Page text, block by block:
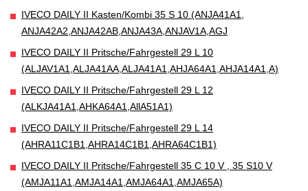
IVECO DAILY II Kasten/Kombi 35 S 10 (ANJA41A1,
ANJA42A2,ANJA42AB,ANJA43A,ANJAV1A,AGJ
IVECO DAILY II Pritsche/Fahrgestell 29 L 10
(ALJAV1A1,ALJA41AA,ALJA41A1,AHJA64A1,AHJA14A1,A)
IVECO DAILY II Pritsche/Fahrgestell 29 L 12
(ALKJA41A1,AHKA64A1,AllA51A1)
IVECO DAILY II Pritsche/Fahrgestell 29 L 14
(AHRA11C1B1,AHRA14C1B1,AHRA64C1B1)
IVECO DAILY II Pritsche/Fahrgestell 35 C 10 V , 35 S10 V
(AMJA11A1,AMJA14A1,AMJA64A1,AMJA65A)